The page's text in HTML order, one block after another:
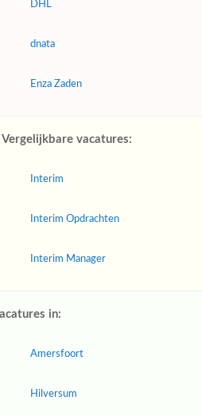
DHL
dnata
Enza Zaden
vacatures:
Interim
Interim Opdrachten
Interim Manager
in:
Amersfoort
Hilversum